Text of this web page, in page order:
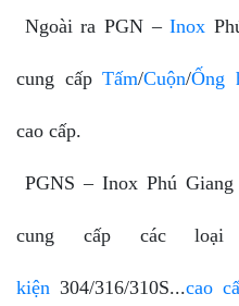
Ngoài ra PGN –Inox
cung cấpTấm/Cuộn/Ống
cao cấp.
PGNS – Inox Phú
cung cấp các
kiện 304/316/310S...cao